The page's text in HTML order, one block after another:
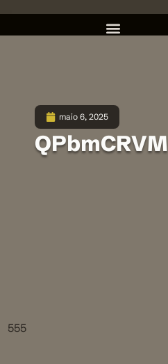
maio 6, 2025
QPbmCRVM
555